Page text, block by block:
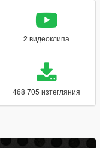
2 видеоклипа
468 705 изтегляния